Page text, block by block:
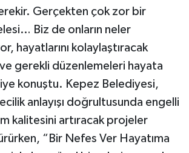
Gerçekten çok zor bir
Biz de onların neler
hayatlarını kolaylaştıracak
ve gerekli düzenlemeleri hayata
konuştu. Kepez Belediyesi,
anlayışı doğrultusunda engelli
kalitesini artıracak projeler
“Bir Nefes Ver Hayatıma